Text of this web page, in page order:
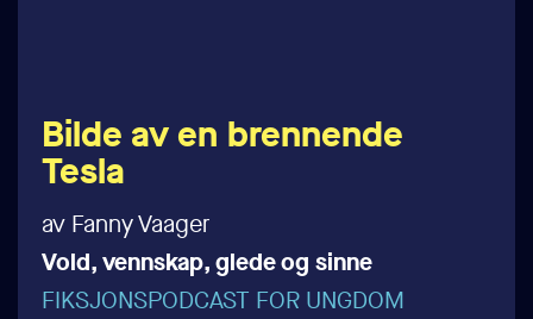
Bilde av en brennende
Tesla
av Fanny Vaager
Vold, vennskap, glede og sinne
FIKSJONSPODCAST FOR UNGDOM